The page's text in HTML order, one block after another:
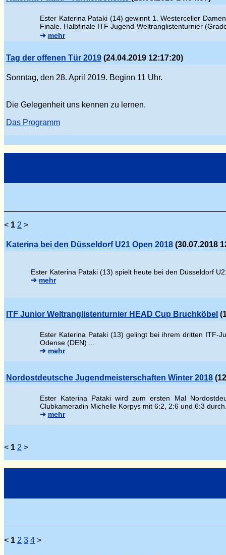
Ester Katerina Pataki (14) gewinnt 1. Westerceller
Finale. Halbfinale ITF Jugend-Weltranglistenturnier
➔ mehr
Tag der offenen Tür 2019 (24.04.2019 12:17:20)
Sonntag, den 28. April 2019. Beginn 11 Uhr.
Die Gelegenheit uns kennen zu lernen.
Das Programm
< 1 2 >
Katerina bei den Düsseldorf U21 Open 2018 (30.07.2018
Ester Katerina Pataki (13) spielt heute bei den Düsseldorf
➔ mehr
ITF Junior Weltranglistenturnier HEAD Cup Bruchköbel
Ester Katerina Pataki (13) gelingt bei ihrem dritten ITF-
Odense (DEN) ...
➔ mehr
Nordostdeutsche Jugendmeisterschaften Winter 2018
Ester Katerina Pataki wird zum ersten Mal
Clubkameradin Michelle Korpys mit 6:2, 2:6 und 6:3
➔ mehr
< 1 2 >
< 1 2 3 4 >